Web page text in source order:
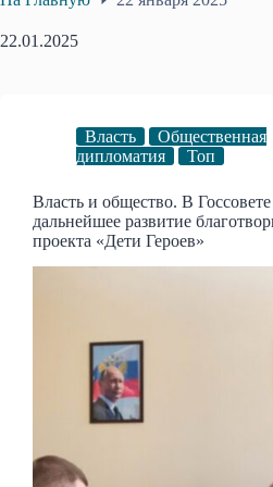
22.01.2025
Власть
Общественная
дипломатия
Топ
Власть и общество. В
дальнейшее развитие
проекта «Дети Героев»